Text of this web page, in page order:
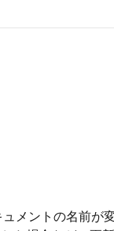
メントの名前が